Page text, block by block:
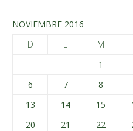
NOVIEMBRE 2016
D
L M
1
6
7 8
13
14 15
20
21 22